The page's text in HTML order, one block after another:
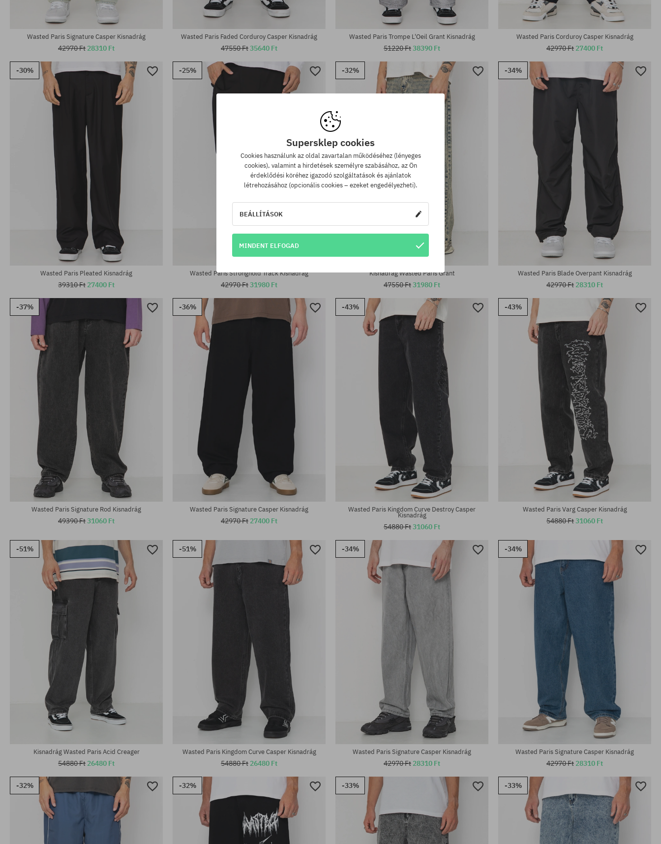
Elérhető méretek:
Elérhető méretek:
Elérhető méretek:
Elérhető méretek:
Wasted Paris Signature Casper Kisnadrág
42970 Ft 28310 Ft
Wasted Paris Faded Corduroy Casper Kisnadrág
47550 Ft35640 Ft
Wasted Paris Trompe L'Oeil Grant Kisnadrág
51220 Ft38390 Ft
Wasted Paris Corduroy Casper Kisnadrág
42970 Ft 27400 Ft
-30%
Elérhető méretek:
S; M; XL
Wasted Paris Pleated Kisnadrág
39310 Ft 27400 Ft
-25%
Elérhető méretek:
Wasted Paris Stronghold Track Kisnadrág
42970 Ft31980 Ft
-32%
Elérhető méretek:
Kisnadrág Wasted Paris Grant
47550 Ft31980 Ft
-34%
Elérhető méretek:
Wasted Paris Blade Overpant Kisnadrág
42970 Ft 28310 Ft
-37%
Elérhető méretek:
Wasted Paris Signature Rod Kisnadrág
49390 Ft31060 Ft
-36%
Elérhető méretek:
Wasted Paris Signature Casper Kisnadrág
42970 Ft 27400 Ft
-43%
Elérhető méretek:
28; 30; 32; 34; 36
Wasted Paris Kingdom Curve Destroy Casper
Kisnadrág
54880 Ft31060 Ft
-43%
Elérhető méretek:
Wasted Paris Varg Casper Kisnadrág
54880 Ft31060 Ft
-51%
Kisnadrág Wasted Paris Acid Creager
54880 Ft 26480 Ft
-51%
Wasted Paris Kingdom Curve Casper Kisnadrág
54880 Ft 26480 Ft
-34%
Wasted Paris Signature Casper Kisnadrág
42970 Ft 28310 Ft
-34%
Wasted Paris Signature Casper Kisnadrág
42970 Ft 28310 Ft
-32% -32% -33% -33%
Supersklep cookies
Cookies használunk az oldal zavartalan működéséhez (lényeges
cookies), valamint a hirdetések személyre szabásához, az Ön
érdeklődési köréhez igazodó szolgáltatások és ajánlatok
létrehozásához (opcionális cookies – ezeket engedélyezheti).
BEÁLLÍTÁSOK
MINDENT ELFOGAD